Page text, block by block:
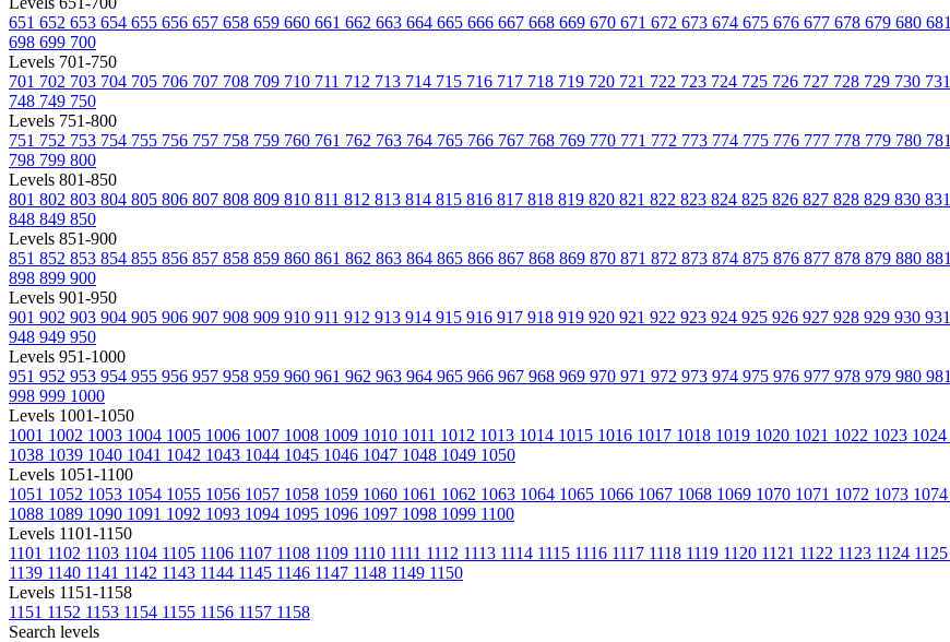
651 652 653 654 655 656 657 658 659 660 661 662 663 664 665 666 667 668 669 670 671 672 673 674 675 676 677 678 679 680 681
698 699 700
Levels 701-750
701 702 703 704 705 706 707 708 709 710 711 712 713 714 715 716 717 718 719 720 721 722 723 724 725 726 727 728 729 730 731
748 749 750
Levels 751-800
751 752 753 754 755 756 757 758 759 760 761 762 763 764 765 766 767 768 769 770 771 772 773 774 775 776 777 778 779 780 781
798 799 800
Levels 801-850
801 802 803 804 805 806 807 808 809 810 811 812 813 814 815 816 817 818 819 820 821 822 823 824 825 826 827 828 829 830 831
848 849 850
Levels 851-900
851 852 853 854 855 856 857 858 859 860 861 862 863 864 865 866 867 868 869 870 871 872 873 874 875 876 877 878 879 880 881
898 899 900
Levels 901-950
901 902 903 904 905 906 907 908 909 910 911 912 913 914 915 916 917 918 919 920 921 922 923 924 925 926 927 928 929 930 931
948 949 950
Levels 951-1000
951 952 953 954 955 956 957 958 959 960 961 962 963 964 965 966 967 968 969 970 971 972 973 974 975 976 977 978 979 980 981
998 999 1000
Levels 1001-1050
1001 1002 1003 1004 1005 1006 1007 1008 1009 1010 1011 1012 1013 1014 1015 1016 1017 1018 1019 1020 1021 1022 1023 1024
1038 1039 1040 1041 1042 1043 1044 1045 1046 1047 1048 1049 1050
Levels 1051-1100
1051 1052 1053 1054 1055 1056 1057 1058 1059 1060 1061 1062 1063 1064 1065 1066 1067 1068 1069 1070 1071 1072 1073 1074
1088 1089 1090 1091 1092 1093 1094 1095 1096 1097 1098 1099 1100
Levels 1101-1150
1101 1102 1103 1104 1105 1106 1107 1108 1109 1110 1111 1112 1113 1114 1115 1116 1117 1118 1119 1120 1121 1122 1123 1124 1125
1139 1140 1141 1142 1143 1144 1145 1146 1147 1148 1149 1150
Levels 1151-1158
1151 1152 1153 1154 1155 1156 1157 1158
Search levels